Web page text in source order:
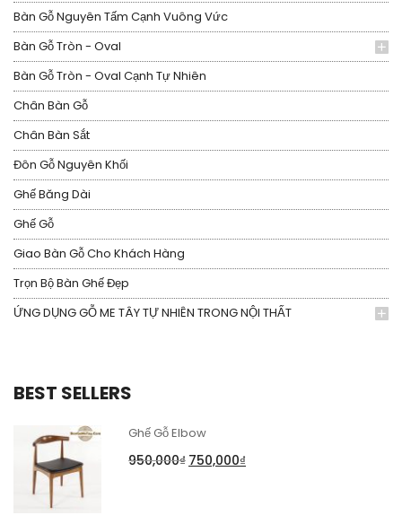
Bàn Gỗ Nguyên Tấm Cạnh Vuông Vức
Bàn Gỗ Tròn - Oval
Bàn Gỗ Tròn - Oval Cạnh Tự Nhiên
Chân Bàn Gỗ
Chân Bàn Sắt
Đôn Gỗ Nguyên Khối
Ghế Băng Dài
Ghế Gỗ
Giao Bàn Gỗ Cho Khách Hàng
Trọn Bộ Bàn Ghế Đẹp
ỨNG DỤNG GỖ ME TÂY TỰ NHIÊN TRONG NỘI THẤT
BEST SELLERS
Ghế Gỗ Elbow
950,000₫ 750,000₫